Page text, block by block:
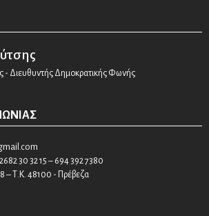
- Διευθυντής Δημοκρατικής Φωνής
30 32 15 – 694 392 7380
– Τ.Κ. 48100 - Πρέβεζα